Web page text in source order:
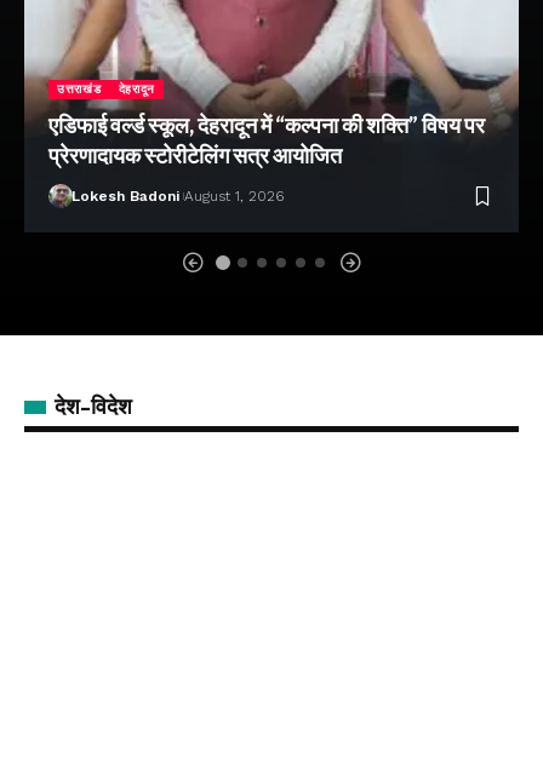
उत्तराखंड देहरादून
एडिफाई वर्ल्ड स्कूल, देहरादून में “कल्पना की शक्ति” विषय पर
प्रेरणादायक स्टोरीटेलिंग सत्र आयोजित
Lokesh Badoni August 1, 2026
देश-विदेश